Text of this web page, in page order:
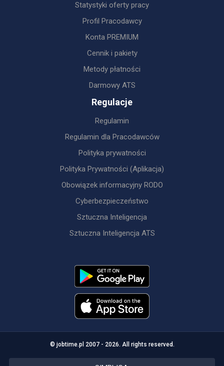
Statystyki oferty pracy
Profil Pracodawcy
Konta PREMIUM
Cennik i pakiety
Metody płatności
Darmowy ATS
Regulacje
Regulamin
Regulamin dla Pracodawców
Polityka prywatności
Polityka Prywatności (Aplikacja)
Obowiązek informacyjny RODO
Cyberbezpieczeństwo
Sztuczna Inteligencja
Sztuczna Inteligencja ATS
© jobtime.pl 2007 - 2026. All rights reserved.